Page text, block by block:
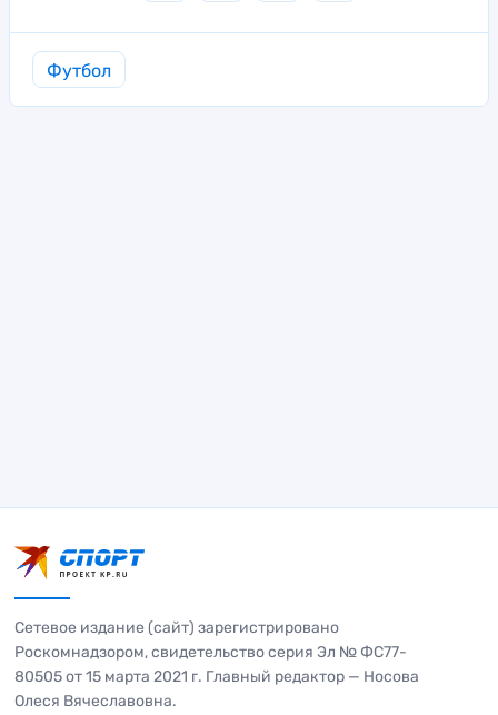
Футбол
Сетевое издание (сайт) зарегистрировано
Роскомнадзором, свидетельство серия Эл № ФС77-
80505 от 15 марта 2021 г. Главный редактор — Носова
Олеся Вячеславовна.